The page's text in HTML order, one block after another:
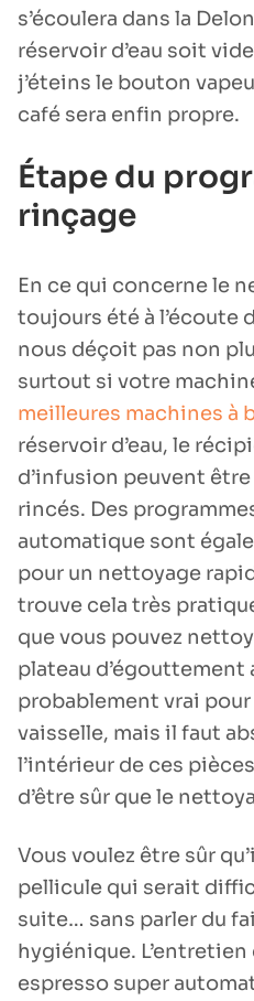
s’écoulera dans la
réservoir d’eau soit
j’éteins le bouton
café sera enfin propre.
Étape du
rinçage
En ce qui concerne le
toujours été à l’écoute
nous déçoit pas non
surtout si votre
meilleures machines à
réservoir d’eau, le
d’infusion peuvent
rincés. Des
automatique sont
pour un nettoyage
trouve cela très
que vous pouvez
plateau d’égouttement
probablement vrai
vaisselle, mais il faut
l’intérieur de ces
d’être sûr que le
Vous voulez être sûr
pellicule qui serait
suite… sans parler du
hygiénique. L’entretien
espresso super